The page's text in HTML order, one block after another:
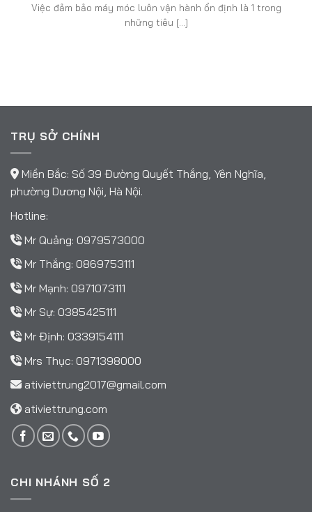
Việc đảm bảo máy móc luôn vận hành ổn định là 1 trong
những tiêu [...]
TRỤ SỞ CHÍNH
Miền Bắc: Số 39 Đường Quyết Thắng, Yên Nghĩa,
phường Dương Nội, Hà Nội.
Hotline:
Mr Quảng: 0979573000
Mr Thắng: 0869753111
Mr Mạnh: 0971073111
Mr Sự: 0385425111
Mr Định: 0339154111
Mrs Thục: 0971398000
ativiettrung2017@gmail.com
ativiettrung.com
CHI NHÁNH SỐ 2